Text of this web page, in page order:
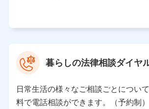
東京都中央区日本橋人形町2-14-10 アー
ビル 3F
※ 当社および株式会社NTTドコモは、お
データ憲章」に定める行動原則を順守しま
※ パーソナルデータダッシュボードの「
暮らしの法律相談ダイヤ
日常生活の様々なご相談ごとについ
料で電話相談ができます。（予約制